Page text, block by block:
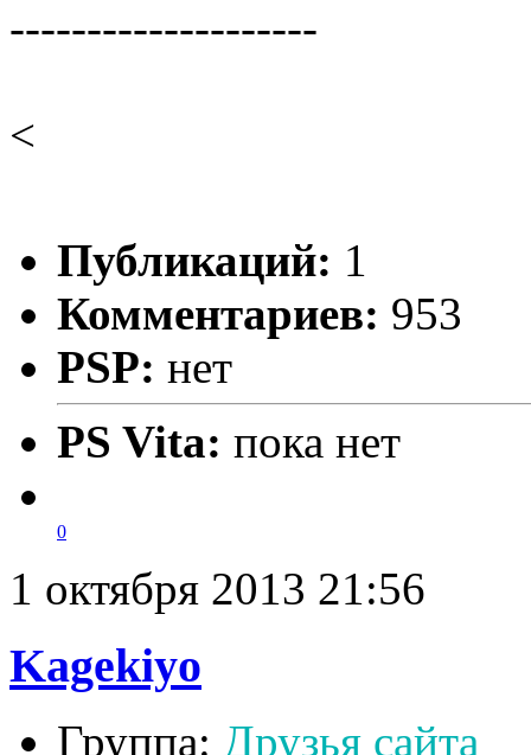
--------------------
<
Публикаций: 1
Комментариев: 953
PSP: нет
PS Vita: пока нет
0
1 октября 2013 21:56
Kagekiyo
Группа: Друзья сайта